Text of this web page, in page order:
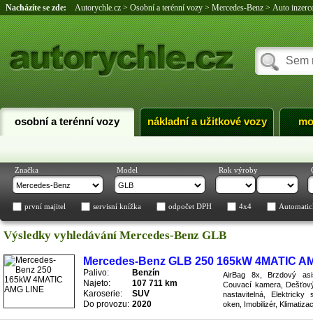
Nacházíte se zde: Autorychle.cz > Osobní a terénní vozy > Mercedes-Benz > Auto
osobní a terénní vozy nákladní a užitkové vozy
Značka Model Rok výroby
první majitel servisní knížka odpočet DPH 4x4
Výsledky vyhledávání Mercedes-Benz GLB
Mercedes-Benz GLB 250 165kW 4MATIC
Palivo:
Benzín
Najeto:
107 711 km
Karoserie:
SUV
Do provozu: 2020
AirBag 8x, Brzdový
Couvací kamera,
nastavitelná, Elektricky
oken, Imobilizér,